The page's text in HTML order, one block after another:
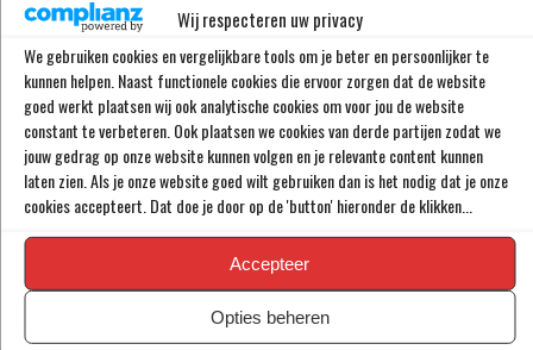
Wij respecteren uw privacy
We gebruiken cookies en vergelijkbare tools om je beter en persoonlijker te
kunnen helpen. Naast functionele cookies die ervoor zorgen dat de website
goed werkt plaatsen wij ook analytische cookies om voor jou de website
constant te verbeteren. Ook plaatsen we cookies van derde partijen zodat we
jouw gedrag op onze website kunnen volgen en je relevante content kunnen
laten zien. Als je onze website goed wilt gebruiken dan is het nodig dat je onze
cookies accepteert. Dat doe je door op de 'button' hieronder de klikken...
Accepteer
Opties beheren
EEN ‘MATCHINGRIGHT’
‘PSV IN ONDERHANDELING MET HET
SCHOTSE RANGERS FC’
‘PSV WIL ZICH GAAN VERSTERKEN MET 29-
JARIGE ADAMA CAMARA’